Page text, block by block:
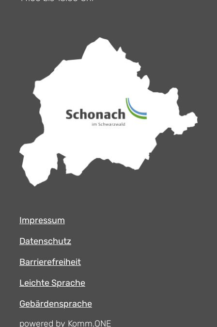
Impressum
Datenschutz
Barrierefreiheit
Leichte Sprache
Gebärdensprache
powered by Komm.ONE